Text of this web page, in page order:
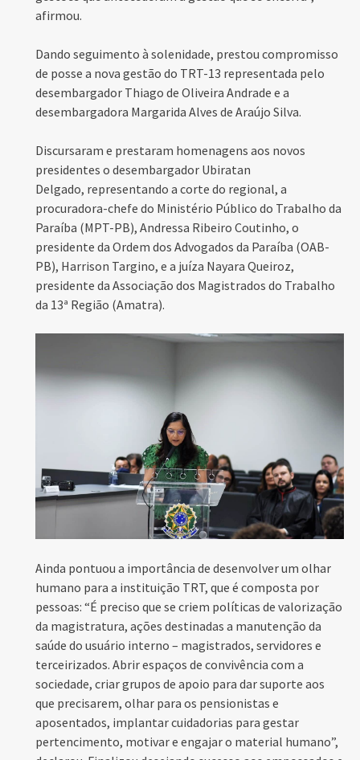
afirmou.
Dando seguimento à solenidade, prestou compromisso
de posse a nova gestão do TRT-13 representada pelo
desembargador Thiago de Oliveira Andrade e a
desembargadora Margarida Alves de Araújo Silva.
Discursaram e prestaram homenagens aos novos
presidentes o desembargador Ubiratan
Delgado, representando a corte do regional, a
procuradora-chefe do Ministério Público do Trabalho da
Paraíba (MPT-PB), Andressa Ribeiro Coutinho, o
presidente da Ordem dos Advogados da Paraíba (OAB-
PB), Harrison Targino, e a juíza Nayara Queiroz,
presidente da Associação dos Magistrados do Trabalho
da 13ª Região (Amatra).
Ainda pontuou a importância de desenvolver um olhar
humano para a instituição TRT, que é composta por
pessoas: “É preciso que se criem políticas de valorização
da magistratura, ações destinadas a manutenção da
saúde do usuário interno – magistrados, servidores e
terceirizados. Abrir espaços de convivência com a
sociedade, criar grupos de apoio para dar suporte aos
que precisarem, olhar para os pensionistas e
aposentados, implantar cuidadorias para gestar
pertencimento, motivar e engajar o material humano”,